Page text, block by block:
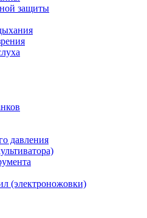
защиты
давления
(электроножовки)